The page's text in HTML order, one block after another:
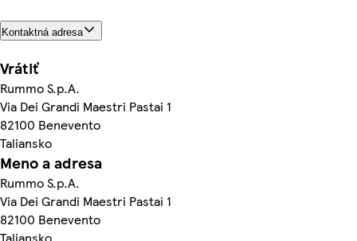
Kontaktná adresa
Vrátiť
Rummo S.p.A.
Via Dei Grandi Maestri Pastai 1
82100 Benevento
Taliansko
Meno a adresa
Rummo S.p.A.
Via Dei Grandi Maestri Pastai 1
82100 Benevento